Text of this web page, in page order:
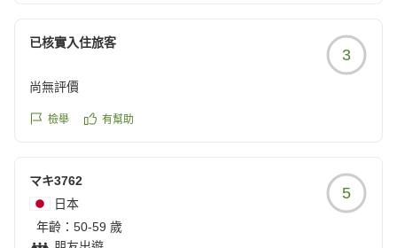
えません。それ以下にしようとするとパワフルとなって音が
煩いです。初めて出会うタイプのエアコンでした。あと部屋
加湿空気清浄機があり、水を入れようとタンクを外したとこ
ろ真っ黒で気持ち悪かったです。
えや掃除をされていましたが、自動ドアを切って開けぱなし
で、脱衣所が無防備になり気になりました。そのスタッフの
方が廊下と脱衣所を、はだしのまま何度も行き来されてい
已核實入住旅客
3
尚無評價
檢舉 有幫助
マキ3762
日本
年齡： 50-59 歲
5